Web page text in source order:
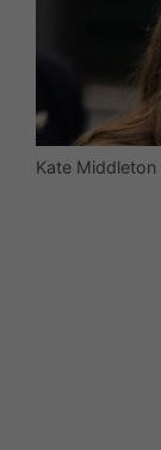
Kate Middleton